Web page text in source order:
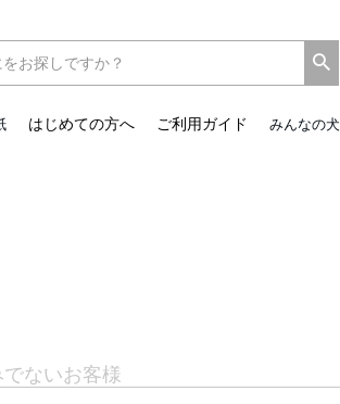
はじめての方へ ご利用ガイド みんなの
ないお客様